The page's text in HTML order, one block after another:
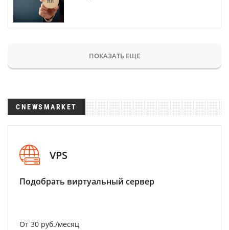
ПОКАЗАТЬ ЕЩЕ
CNEWSMARKET
VPS
Подобрать виртуальный сервер
От 30 руб./месяц